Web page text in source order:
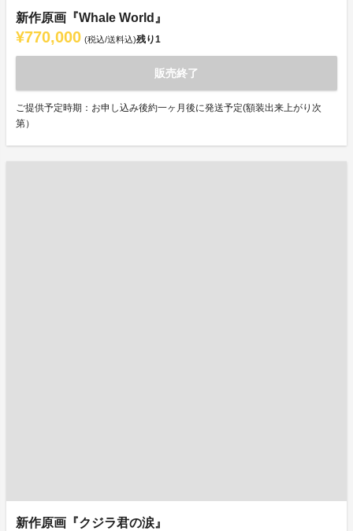
新作原画『Whale World』
¥770,000 (税込/送料込)残り1
販売終了
ご提供予定時期：お申し込み後約一ヶ月後に発送予定(額装出来上がり次
第）
新作原画『クジラ君の涙』